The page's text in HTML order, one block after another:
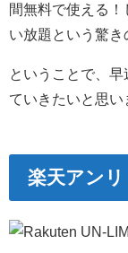
間無料で使える
い放題という驚き
ということで、
ていきたいと思い
楽天アン